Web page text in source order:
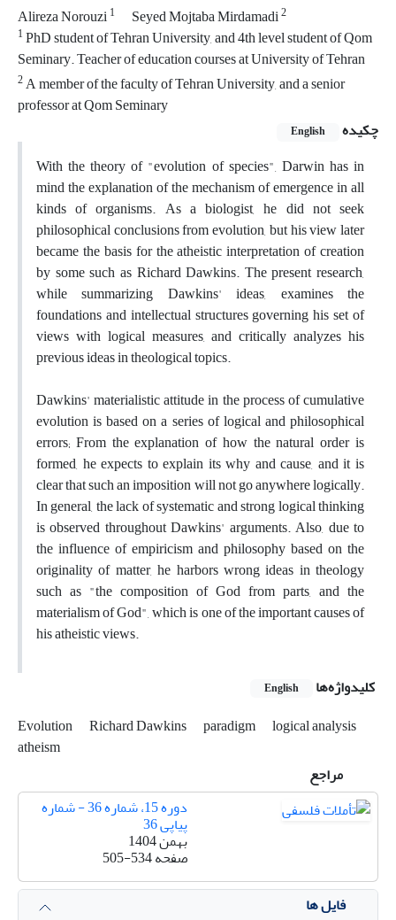
Alireza Norouzi1 Seyed Mojtaba Mirdamadi2
1PhD student of Tehran University, and 4th level student of Qom
Seminary. Teacher of education courses at University of Tehran
2A member of the faculty of Tehran University, and a senior
professor at Qom Seminary
چکیده
English
With the theory of "evolution of species", Darwin has in
mind the explanation of the mechanism of emergence in all
kinds of organisms. As a biologist, he did not seek
philosophical conclusions from evolution, but his view later
became the basis for the atheistic interpretation of creation
by some such as Richard Dawkins. The present research,
while summarizing Dawkins' ideas, examines the
foundations and intellectual structures governing his set of
views with logical measures, and critically analyzes his
previous ideas in theological topics.
Dawkins' materialistic attitude in the process of cumulative
evolution is based on a series of logical and philosophical
errors; From the explanation of how the natural order is
formed, he expects to explain its why and cause, and it is
clear that such an imposition will not go anywhere logically.
In general, the lack of systematic and strong logical thinking
is observed throughout Dawkins' arguments. Also, due to
the influence of empiricism and philosophy based on the
originality of matter, he harbors wrong ideas in theology
such as "the composition of God from parts, and the
materialism of God", which is one of the important causes of
his atheistic views.
کلیدواژه‌ها
English
Evolution Richard Dawkins paradigm
logical analysis
atheism
مراجع
دوره 15، شماره 36 - شماره
پیاپی 36
بهمن 1404
صفحه505-534
فایل ها